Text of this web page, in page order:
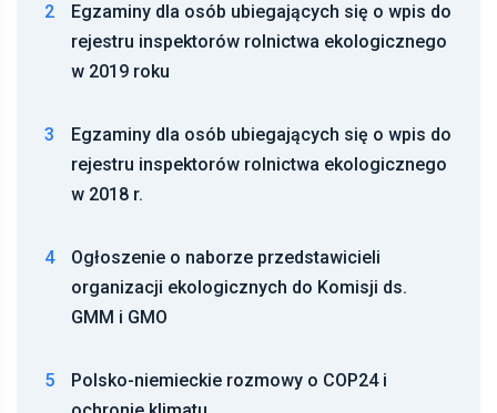
2
Egzaminy dla osób ubiegających się o wpis do
rejestru inspektorów rolnictwa ekologicznego
w 2019 roku
3
Egzaminy dla osób ubiegających się o wpis do
rejestru inspektorów rolnictwa ekologicznego
w 2018 r.
4
Ogłoszenie o naborze przedstawicieli
organizacji ekologicznych do Komisji ds.
GMM i GMO
5
Polsko-niemieckie rozmowy o COP24 i